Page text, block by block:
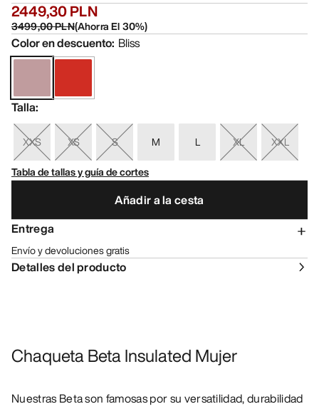
2449,30 PLN
3499,00 PLN(Ahorra El30%)
Color en descuento: Bliss
Talla:
XXS XS S M L XL
XXL
Tabla de tallas y guía de cortes
Añadir a la cesta
Entrega
Envío y devoluciones gratis
Detalles del producto
Chaqueta Beta Insulated Mujer
Nuestras Beta son famosas por su versatilidad, durabilidad